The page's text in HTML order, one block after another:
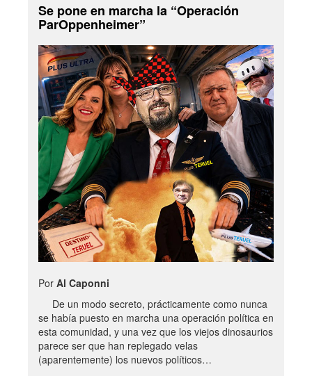
Se pone en marcha la “Operación
ParOppenheimer”
Por Al Caponni
De un modo secreto, prácticamente como nunca
se había puesto en marcha una operación política en
esta comunidad, y una vez que los viejos dinosaurios
parece ser que han replegado velas
(aparentemente) los nuevos políticos…